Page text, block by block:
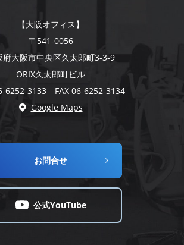
【大阪オフィス】
〒541-0056
府大阪市中央区久太郎町3-3-9
ORIX久太郎町ビル
6252-3133 FAX 06-6252-3134
Google Maps
お問合せ
公式YouTube